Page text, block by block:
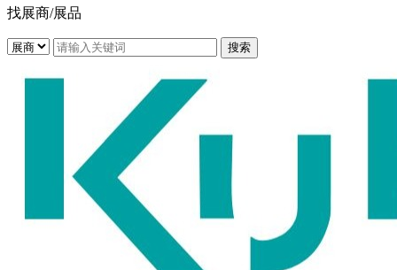
找展商/展品
搜索